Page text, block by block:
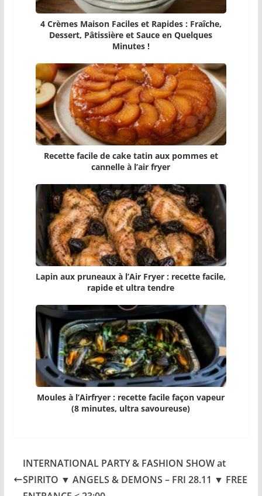
4 Crèmes Maison Faciles et Rapides : Fraîche,
Dessert, Pâtissière et Sauce en Quelques
Minutes !
Recette facile de cake tatin aux pommes et
cannelle à l’air fryer
Lapin aux pruneaux à l’Air Fryer : recette facile,
rapide et ultra tendre
Moules à l’Airfryer : recette facile façon vapeur
(8 minutes, ultra savoureuse)
INTERNATIONAL PARTY & FASHION SHOW at
SPIRITO ▼ ANGELS & DEMONS – FRI 28.11 ▼ FREE